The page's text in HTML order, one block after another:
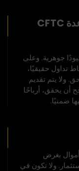
الإفصاح عن الأداء الافتراضي – قاعدة CFTC
جوهرية. وعلى
تداول حقيقيًا،
ولا يتم تقديم
أن يحقق، أرباحًا
ضمنيًا.
بغرض
ولا تكون في